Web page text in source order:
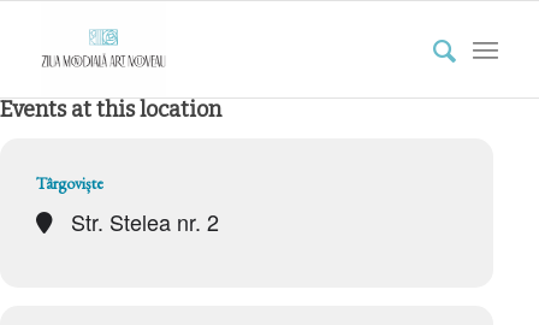
Events at this location
Târgoviște
Str. Stelea nr. 2